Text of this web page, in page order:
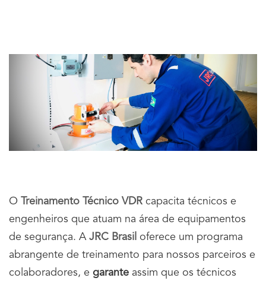
O Treinamento Técnico VDR capacita técnicos e
engenheiros que atuam na área de equipamentos
de segurança. A JRC Brasil oferece um programa
abrangente de treinamento para nossos parceiros e
colaboradores, e garante assim que os técnicos